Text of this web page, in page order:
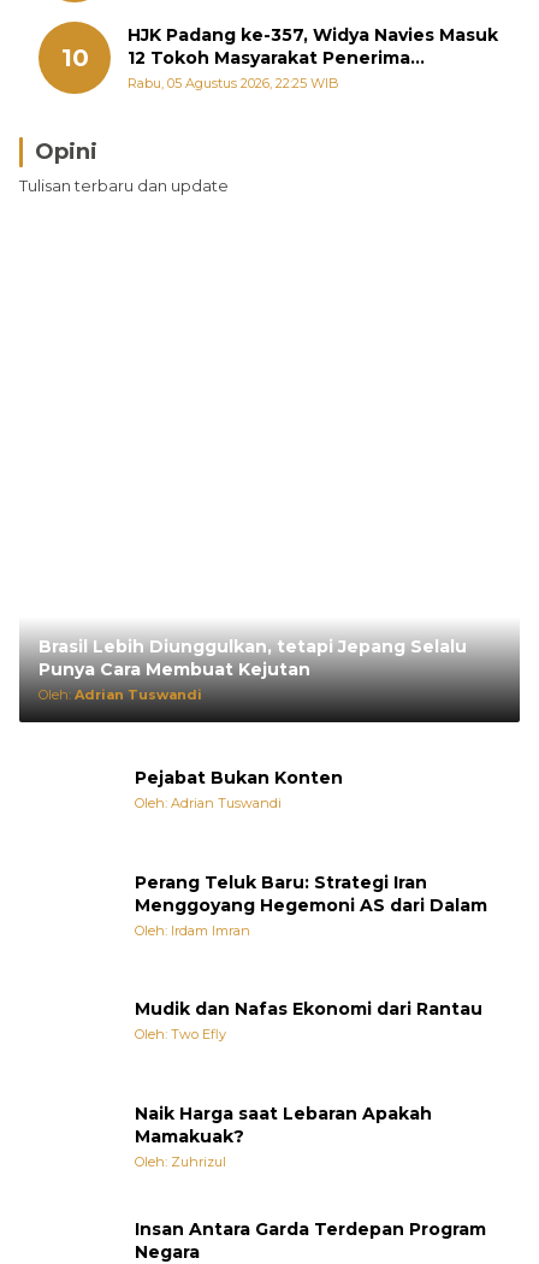
10
HJK Padang ke-357, Widya Navies Masuk
12 Tokoh Masyarakat Penerima
Penghargaan Pemko Padang
Rabu, 05 Agustus 2026, 22:25 WIB
Opini
Tulisan terbaru dan update
Brasil Lebih Diunggulkan, tetapi Jepang Selalu
Punya Cara Membuat Kejutan
Oleh: Adrian Tuswandi
Pejabat Bukan Konten
Oleh: Adrian Tuswandi
Perang Teluk Baru: Strategi Iran
Menggoyang Hegemoni AS dari Dalam
Oleh: Irdam Imran
Mudik dan Nafas Ekonomi dari Rantau
Oleh: Two Efly
Naik Harga saat Lebaran Apakah
Mamakuak?
Oleh: Zuhrizul
Insan Antara Garda Terdepan Program
Negara